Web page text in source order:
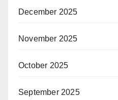
December 2025
November 2025
October 2025
September 2025